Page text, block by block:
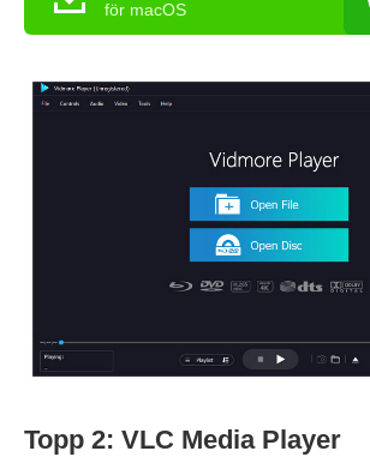
för macOS
Topp 2: VLC Media Player